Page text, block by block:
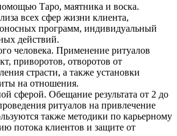
Таро, маятника и воска.
всех сфер жизни клиента,
программ, индивидуальный
действий.
человека. Применение ритуалов
приворотов, отворотов от
страсти, а также установки
на отношения.
сферой. Обещание результата от 2 до
ритуалов на привлечение
также методики по карьерному
потока клиентов и защите от